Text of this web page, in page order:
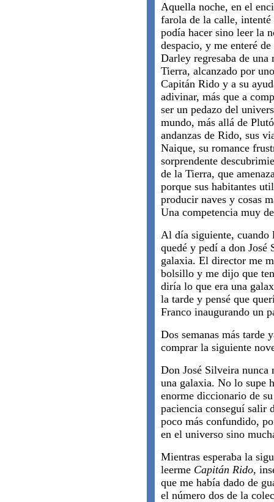
Aquella noche, en el
farola de la calle, intenté
podía hacer sino leer la
despacio, y me enteré
Darley regresaba de
Tierra, alcanzado por
Capitán Rido y a su
adivinar, más que a
ser un pedazo del
mundo, más allá de
andanzas de Rido, sus
Naique, su romance
sorprendente
de la Tierra, que
porque sus habitantes
producir naves y cosas
Una competencia muy
Al día siguiente, cuando
quedé y pedí a don José
galaxia. El director me
bolsillo y me dijo que
diría lo que era una
la tarde y pensé que
Franco inaugurando un
Dos semanas más tarde
comprar la siguiente
Don José Silveira nunca
una galaxia. No lo supe
enorme diccionario de
paciencia conseguí salir
poco más confundido,
en el universo sino
Mientras esperaba la
leerme Capitán Rido,
que me había dado de
el número dos de la